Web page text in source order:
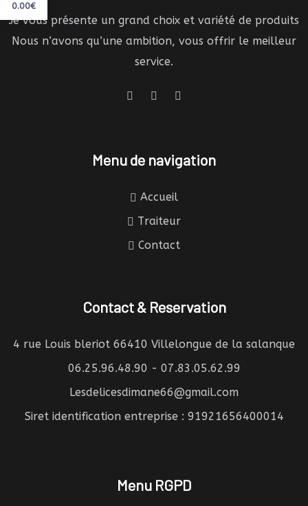
Je vous présente un grand choix et variété de produits
Nous n’avons qu’une ambition, vous offrir le meilleur
service.
Menu de navigation
Accueil
Traiteur
Contact
Contact & Reservation
4 rue Louis bleriot 66410 Villelongue de la salanque
06.25.96.48.90 - 07.83.05.62.99
Lesdelicesdimane66@gmail.com
Siret identification entreprise : 91921656400014
Menu RGPD
0.00€